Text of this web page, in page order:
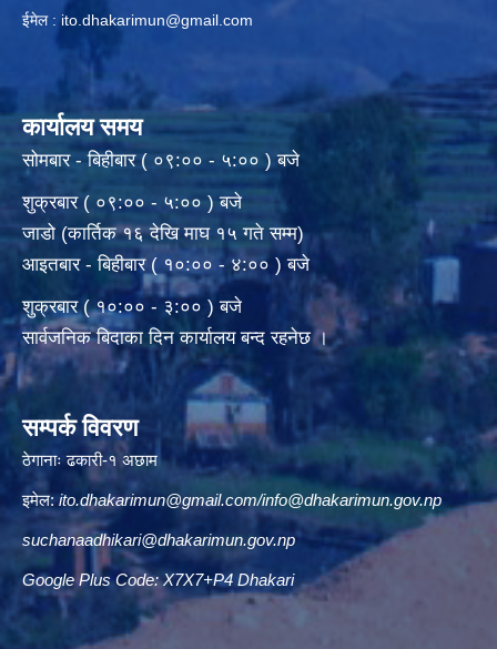
ईमेल : ito.dhakarimun@gmail.com
कार्यालय समय
सोमबार - बिहीबार ( ०९:०० - ५:०० ) बजे
शुक्रबार ( ०९:०० - ५:०० ) बजे
जाडो (कार्तिक १६ देखि माघ १५ गते सम्म)
आइतबार - बिहीबार ( १०:०० - ४:०० ) बजे
शुक्रबार ( १०:०० - ३:०० ) बजे
सार्वजनिक बिदाका दिन कार्यालय बन्द रहनेछ ।
सम्पर्क विवरण
ठेगानाः ढकारी-१ अछाम
इमेल:ito.dhakarimun@gmail.com/info@dhakarimun.gov.np
suchanaadhikari@dhakarimun.gov.np
Google Plus Code: X7X7+P4 Dhakari